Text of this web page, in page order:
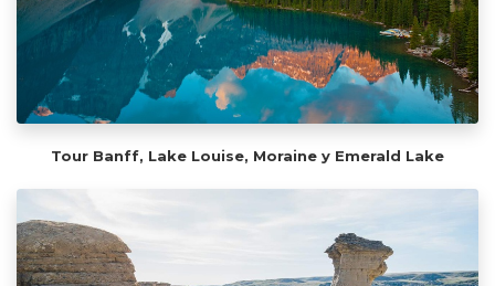
Tour Banff, Lake Louise, Moraine y Emerald Lake